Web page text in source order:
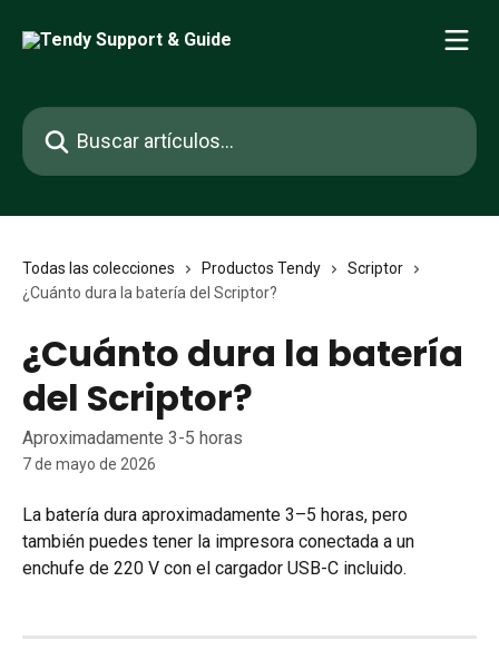
Buscar artículos...
Todas las colecciones Productos Tendy
Scriptor
¿Cuánto dura la batería del Scriptor?
¿Cuánto dura la batería
del Scriptor?
Aproximadamente 3-5 horas
7 de mayo de 2026
La batería dura aproximadamente 3–5 horas, pero
también puedes tener la impresora conectada a un
enchufe de 220 V con el cargador USB-C incluido.